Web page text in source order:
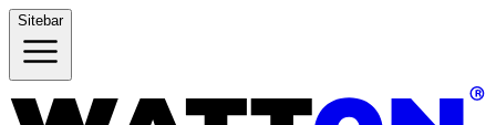
Sitebar